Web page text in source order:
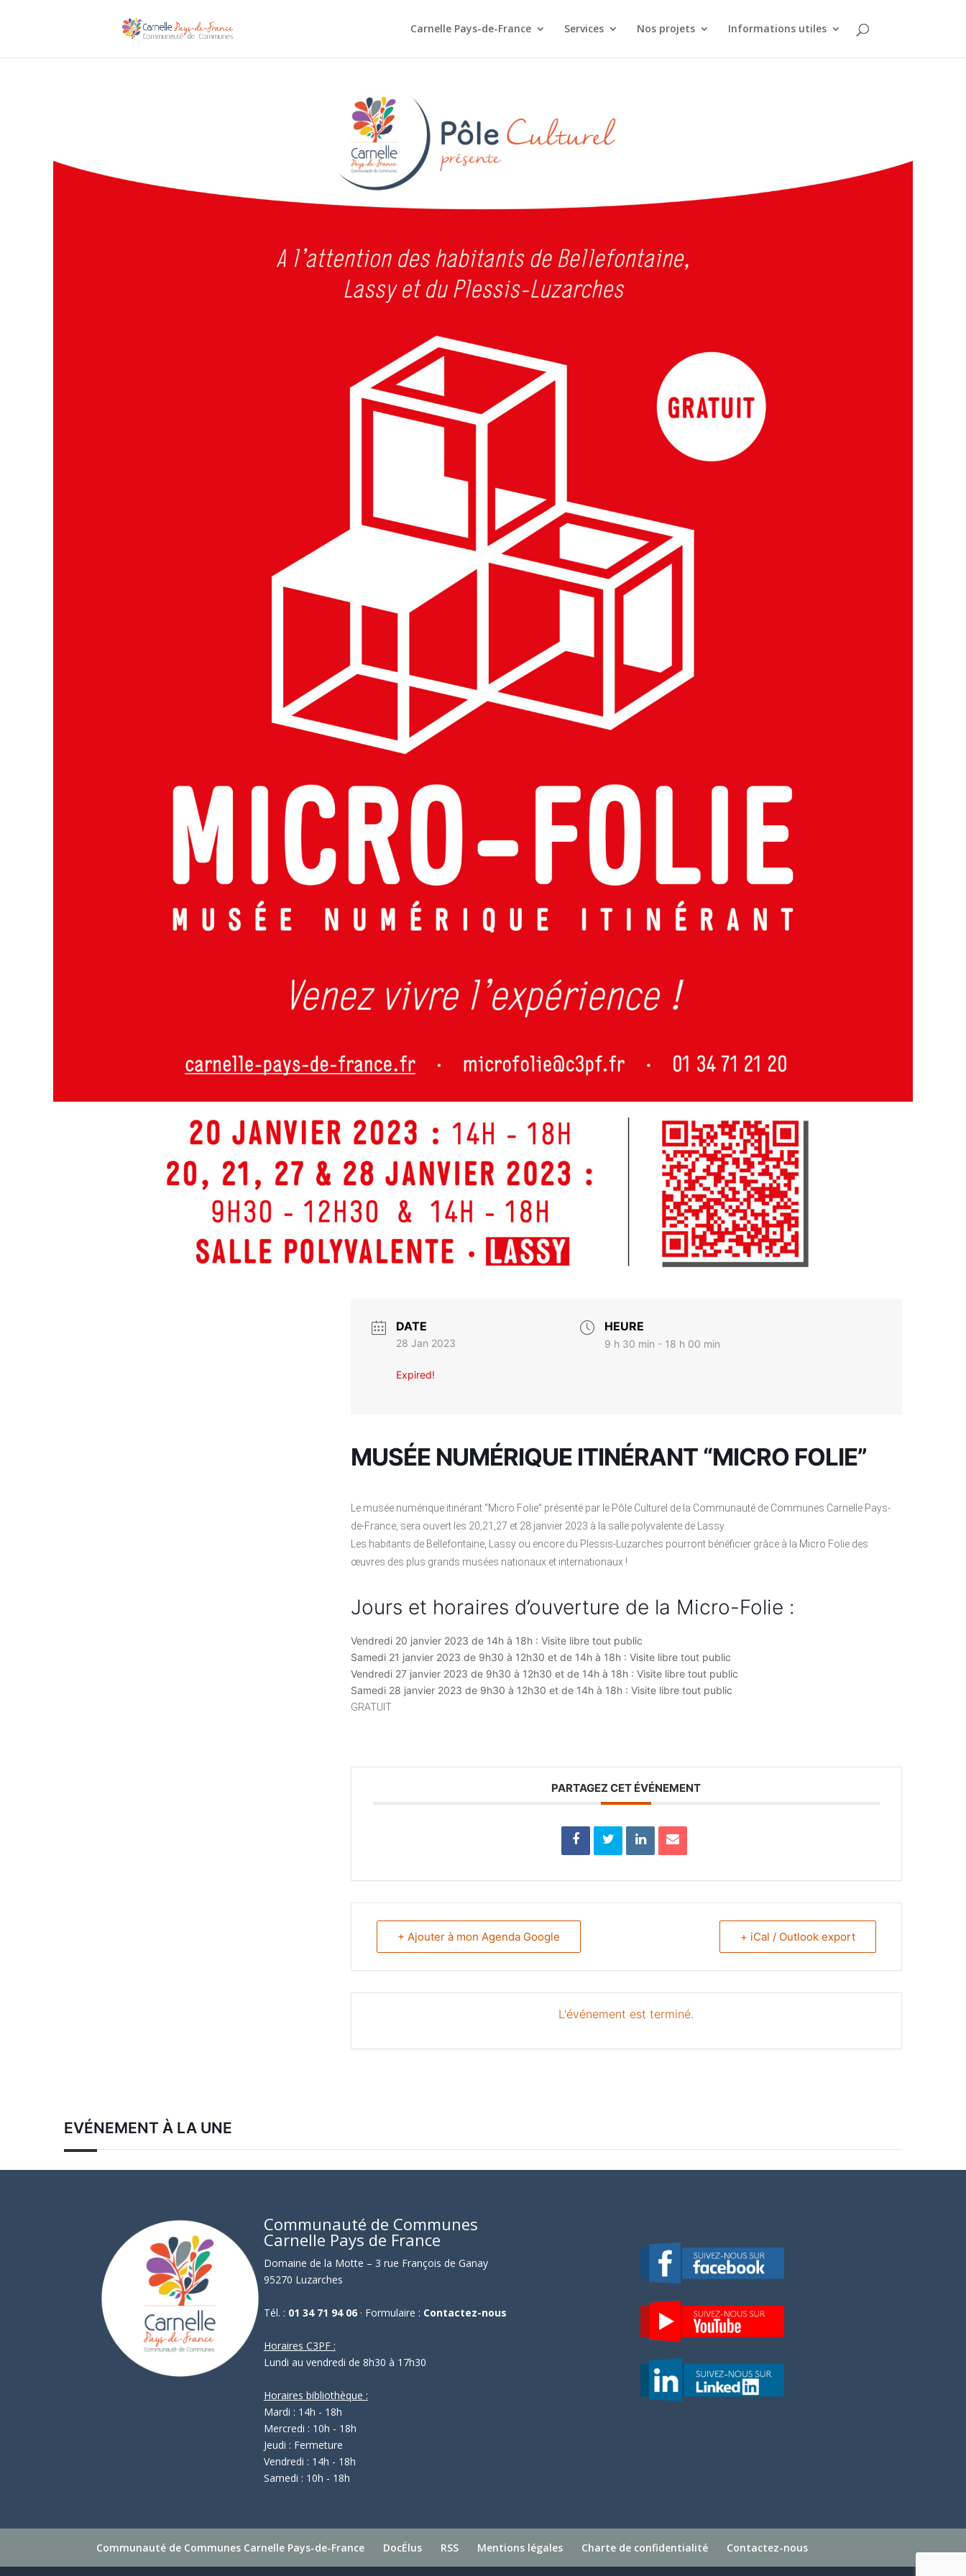
Carnelle Pays-de-France Services Nos projets Informations utiles
DATE
28 Jan 2023
Expired!
HEURE
9 h 30 min - 18 h 00 min
MUSÉE NUMÉRIQUE ITINÉRANT “MICRO FOLIE”
Le musée numérique itinérant “Micro Folie” présenté par le Pôle Culturel de la Communauté de Communes Carnelle Pays-
de-France, sera ouvert les 20,21,27 et 28 janvier 2023 à la salle polyvalente de Lassy.
Les habitants de Bellefontaine, Lassy ou encore du Plessis-Luzarches pourront bénéficier grâce à la Micro Folie des
œuvres des plus grands musées nationaux et internationaux !
Jours et horaires d’ouverture de la Micro-Folie :
Vendredi 20 janvier 2023 de 14h à 18h : Visite libre tout public
Samedi 21 janvier 2023 de 9h30 à 12h30 et de 14h à 18h : Visite libre tout public
Vendredi 27 janvier 2023 de 9h30 à 12h30 et de 14h à 18h : Visite libre tout public
Samedi 28 janvier 2023 de 9h30 à 12h30 et de 14h à 18h : Visite libre tout public
GRATUIT
PARTAGEZ CET ÉVÉNEMENT
+ Ajouter à mon Agenda Google + iCal / Outlook export
L'événement est terminé.
EVÉNEMENT À LA UNE
Communauté de Communes
Carnelle Pays de France
Domaine de la Motte – 3 rue François de Ganay
95270 Luzarches
Tél. : 01 34 71 94 06· Formulaire : Contactez-nous
Horaires C3PF :
Lundi au vendredi de 8h30 à 17h30
Horaires bibliothèque :
Mardi : 14h - 18h
Mercredi : 10h - 18h
Jeudi : Fermeture
Vendredi : 14h - 18h
Samedi : 10h - 18h
Communauté de Communes Carnelle Pays-de-France DocÉlus RSS Mentions légales Charte de confidentialité Contactez-nous